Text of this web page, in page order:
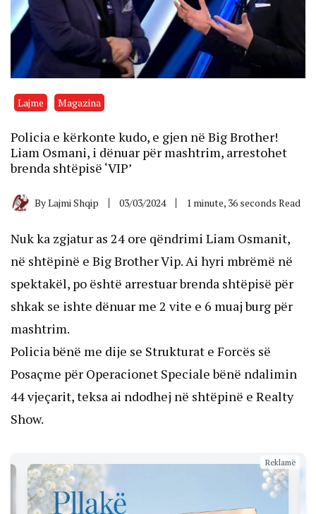
Lajme Magazina
Policia e kërkonte kudo, e gjen në Big Brother!
Liam Osmani, i dënuar për mashtrim, arrestohet
brenda shtëpisë ‘VIP’
ByLajmi Shqip 03/03/2024 1 minute, 36 seconds Read
Nuk ka zgjatur as 24 ore qëndrimi Liam Osmanit,
në shtëpinë e Big Brother Vip. Ai hyri mbrëmë në
spektakël, po është arrestuar brenda shtëpisë për
shkak se ishte dënuar me 2 vite e 6 muaj burg për
mashtrim.
Policia bënë me dije se Strukturat e Forcës së
Posaçme për Operacionet Speciale bënë ndalimin
44 vjeçarit, teksa ai ndodhej në shtëpinë e Realty
Show.
Reklamë